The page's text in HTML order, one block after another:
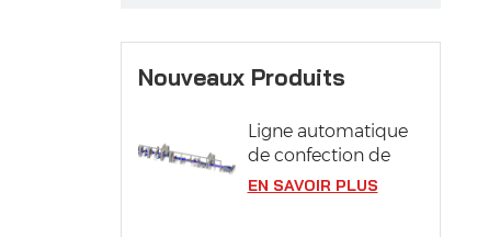
Nouveaux Produits
Ligne automatique
de confection de
pâtisseries
EN SAVOIR PLUS